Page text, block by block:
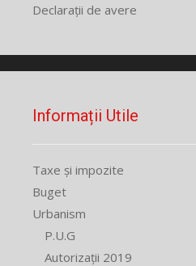
Declarații de avere
Informații Utile
Taxe și impozite
Buget
Urbanism
P.U.G
Autorizații 2019